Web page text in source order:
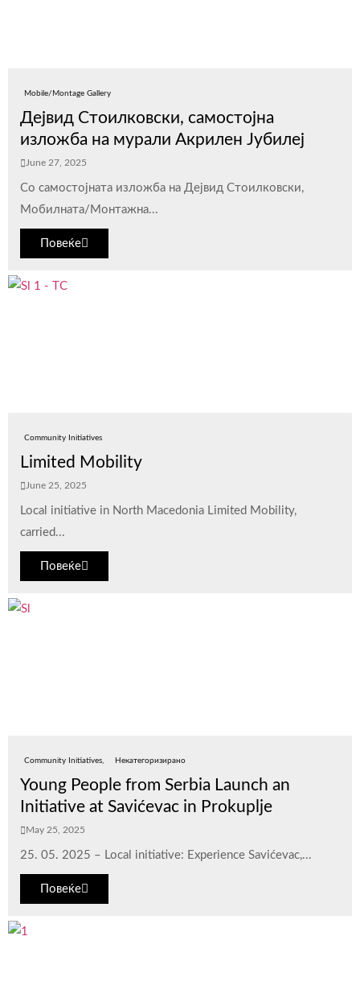
Mobile/Montage Gallery
Дејвид Стоилковски, самостојна
изложба на мурали Акрилен Јубилеј
June 27, 2025
Со самостојната изложба на Дејвид Стоилковски,
Мобилната/Монтажна...
Повеќе
Community Initiatives
Limited Mobility
June 25, 2025
Local initiative in North Macedonia Limited Mobility,
carried...
Повеќе
Community Initiatives Некатегоризирано
Young People from Serbia Launch an
Initiative at Savićevac in Prokuplje
May 25, 2025
25. 05. 2025 – Local initiative: Experience Savićevac,...
Повеќе